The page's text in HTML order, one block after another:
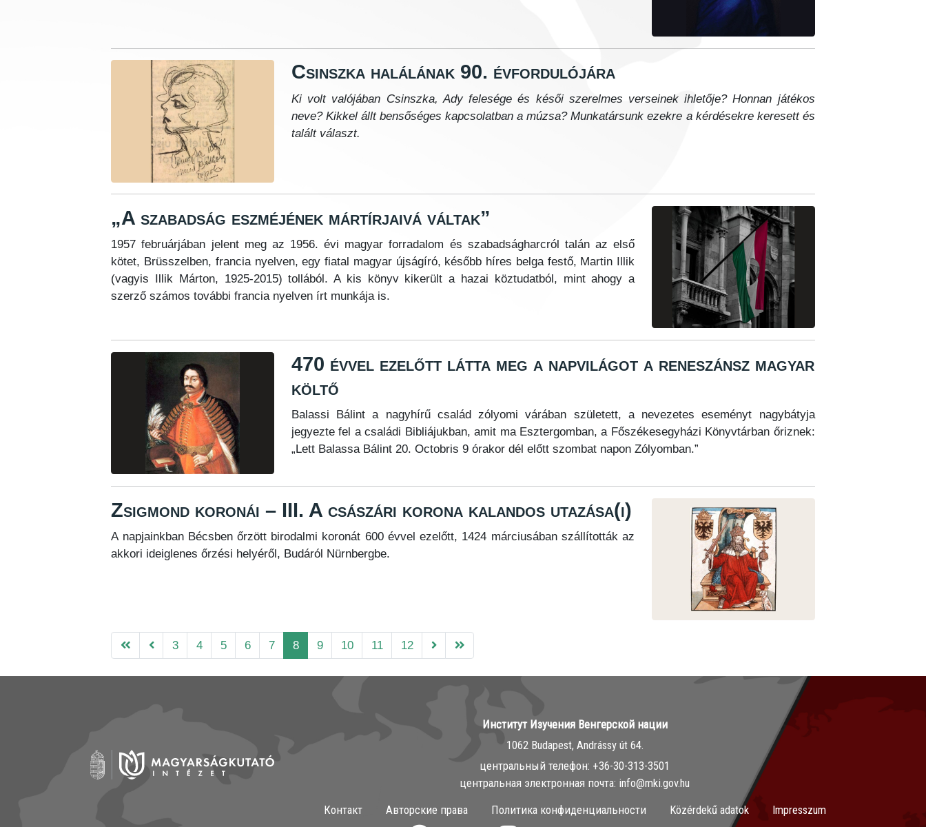
Csinszka halálának 90. évfordulójára
Ki volt valójában Csinszka, Ady felesége és késői szerelmes verseinek ihletője? Honnan játékos
neve? Kikkel állt bensőséges kapcsolatban a múzsa? Munkatársunk ezekre a kérdésekre keresett és
talált választ.
„A szabadság eszméjének mártírjaivá váltak”
1957 februárjában jelent meg az 1956. évi magyar forradalom és szabadságharcról talán az első
kötet, Brüsszelben, francia nyelven, egy fiatal magyar újságíró, később híres belga festő, Martin Illik
(vagyis Illik Márton, 1925-2015) tollából. A kis könyv kikerült a hazai köztudatból, mint ahogy a
szerző számos további francia nyelven írt munkája is.
470 évvel ezelőtt látta meg a napvilágot a reneszánsz magyar
költő
Balassi Bálint a nagyhírű család zólyomi várában született, a nevezetes eseményt nagybátyja
jegyezte fel a családi Bibliájukban, amit ma Esztergomban, a Főszékesegyházi Könyvtárban őriznek:
„Lett Balassa Bálint 20. Octobris 9 órakor dél előtt szombat napon Zólyomban.”
Zsigmond koronái – III. A császári korona kalandos utazása(i)
A napjainkban Bécsben őrzött birodalmi koronát 600 évvel ezelőtt, 1424 márciusában szállították az
akkori ideiglenes őrzési helyéről, Budáról Nürnbergbe.
3 4 5 6 7 8 9 10 11 12
Институт Изучения Венгерской нации
1062 Budapest, Andrássy út 64.
центральный телефон: ‭+36-30-313-3501
центральная электронная почта: info@mki.gov.hu
Контакт Авторские права Политика конфиденциальности Közérdekű adatok Impresszum